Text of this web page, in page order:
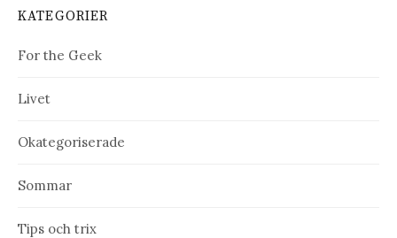
KATEGORIER
For the Geek
Livet
Okategoriserade
Sommar
Tips och trix